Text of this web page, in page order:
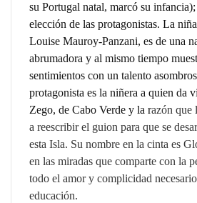
su Portugal natal, marcó su
elección de las protagonistas. La
Louise Mauroy-Panzani, es de una
abrumadora y al mismo tiempo
sentimientos con un talento
protagonista es la niñera a quien da
Zego, de Cabo Verde y la razón que
a reescribir el guion para que se
esta Isla. Su nombre en la cinta es
en las miradas que comparte con la
todo el amor y complicidad
educación.